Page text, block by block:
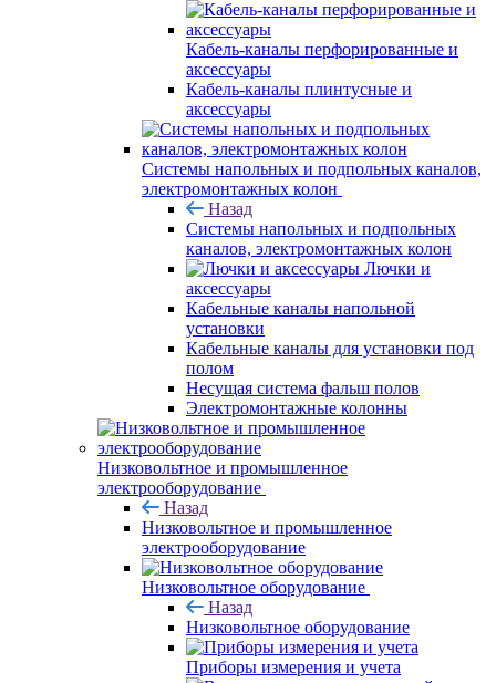
Кабель-каналы перфорированные и
аксессуары
Кабель-каналы плинтусные и
аксессуары
Системы напольных и подпольных каналов,
электромонтажных колон
Назад
Системы напольных и подпольных
каналов, электромонтажных колон
Лючки и
аксессуары
Кабельные каналы напольной
установки
Кабельные каналы для установки под
полом
Несущая система фальш полов
Электромонтажные колонны
Низковольтное и промышленное
электрооборудование
Назад
Низковольтное и промышленное
электрооборудование
Низковольтное оборудование
Назад
Низковольтное оборудование
Приборы измерения и учета